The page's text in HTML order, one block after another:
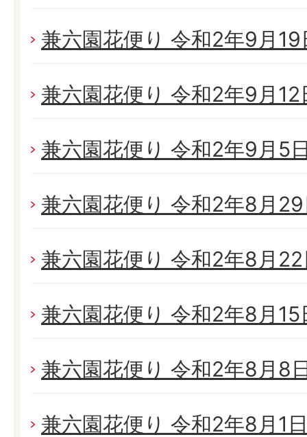
兼六園花便り 令和2年9月
兼六園花便り 令和2年9月
兼六園花便り 令和2年9月5
兼六園花便り 令和2年8月
兼六園花便り 令和2年8月
兼六園花便り 令和2年8月
兼六園花便り 令和2年8月8
兼六園花便り 令和2年8月1